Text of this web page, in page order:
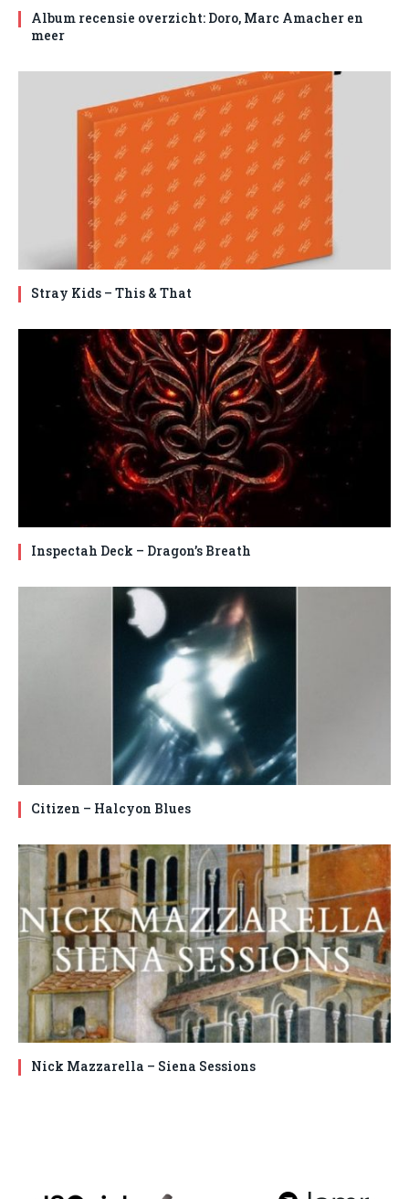
Album recensie overzicht: Doro, Marc Amacher en
meer
Stray Kids – This & That
Inspectah Deck – Dragon’s Breath
Citizen – Halcyon Blues
Nick Mazzarella – Siena Sessions